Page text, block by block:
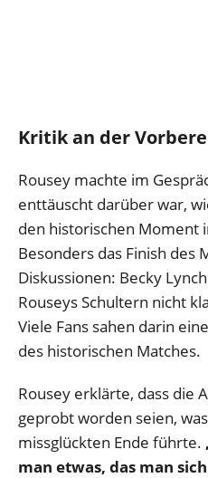
Kritik an der
Rousey machte im
enttäuscht darüber war,
den historischen Moment
Besonders das Finish des
Diskussionen: Becky
Rouseys Schultern nicht
Viele Fans sahen darin
des historischen Matches.
Rousey erklärte, dass die
geprobt worden seien,
missglückten Ende führte.
man etwas, das man